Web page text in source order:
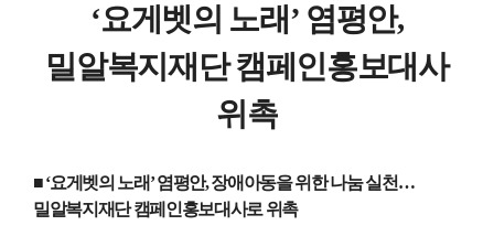
‘요게벳의 노래’ 염평안,
밀알복지재단 캠페인홍보대사
위촉
■ ‘요게벳의 노래’염평안,장애아동을 위한 나눔 실천…
밀알복지재단 캠페인홍보대사로 위촉